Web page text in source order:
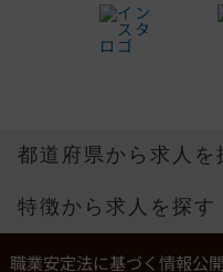
都道府県から求人を
特徴から求人を探す
職業安定法に基づく情報公開